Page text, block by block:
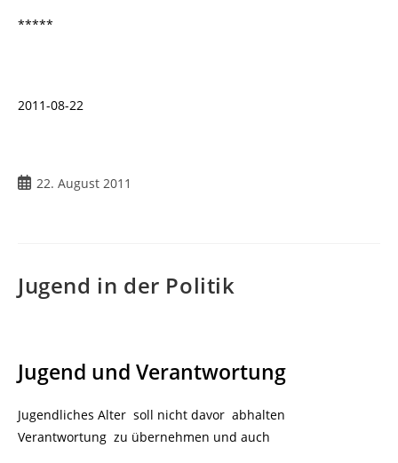
*****
2011-08-22
Beitrag
22. August 2011
Jugend in der Politik
Jugend und Verantwortung
Jugendliches Alter soll nicht davor abhalten
Verantwortung zu übernehmen und auch